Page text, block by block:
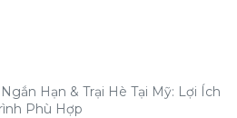
Hạn & Trại Hè Tại Mỹ: Lợi Ích
Phù Hợp